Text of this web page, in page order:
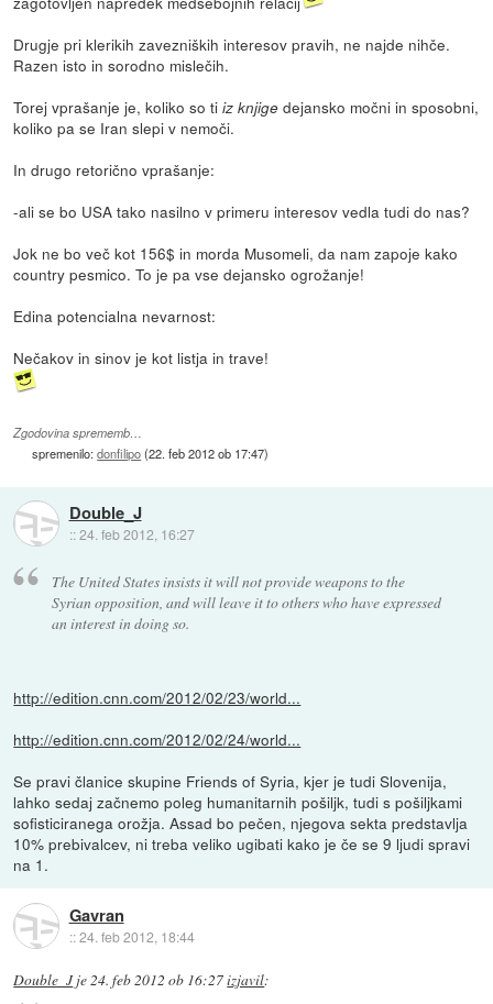
Drugje pri klerikih zavezniških interesov pravih, ne najde nihče.
Razen isto in sorodno mislečih.
Torej vprašanje je, koliko so tiiz knjige dejansko močni in sposobni,
koliko pa se Iran slepi v nemoči.
In drugo retorično vprašanje:
-ali se bo USA tako nasilno v primeru interesov vedla tudi do nas?
Jok ne bo več kot 156$ in morda Musomeli, da nam zapoje kako
country pesmico. To je pa vse dejansko ogrožanje!
Edina potencialna nevarnost:
Nečakov in sinov je kot listja in trave!
Zgodovina sprememb…
spremenilo:donfilipo(22. feb 2012 ob 17:47)
Double_J
::24. feb 2012, 16:27
The United States insists it will not provide weapons to the
Syrian opposition, and will leave it to others who have expressed
an interest in doing so.
http://edition.cnn.com/2012/02/23/world...
http://edition.cnn.com/2012/02/24/world...
Se pravi članice skupine Friends of Syria, kjer je tudi Slovenija,
lahko sedaj začnemo poleg humanitarnih pošiljk, tudi s pošiljkami
sofisticiranega orožja. Assad bo pečen, njegova sekta predstavlja
10% prebivalcev, ni treba veliko ugibati kako je če se 9 ljudi spravi
na 1.
Gavran
::24. feb 2012, 18:44
Double_Jje24. feb 2012 ob 16:27izjavil: